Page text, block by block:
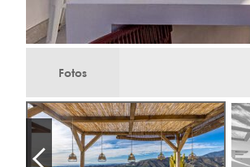
Fotos